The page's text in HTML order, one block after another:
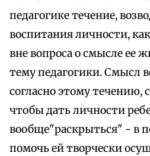
педагогике течение,
воспитания личности,
вне вопроса о смысле ее
тему педагогики. Смысл
согласно этому течению,
чтобы дать личности
вообще"раскрыться" - в
помочь ей творчески